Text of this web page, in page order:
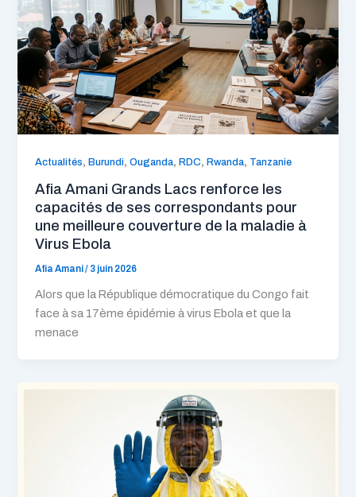
Actualités,Burundi,Ouganda,RDC,Rwanda, Tanzanie
Afia Amani Grands Lacs renforce les
capacités de ses correspondants pour
une meilleure couverture de la maladie à
Virus Ebola
Afia Amani/ 3 juin 2026
Alors que la République démocratique du Congo fait
face à sa 17ème épidémie à virus Ebola et que la
menace